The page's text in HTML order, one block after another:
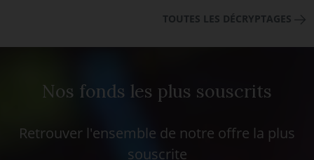
TOUTES LES DÉCRYPTAGES
Nos fonds les plus souscrits
Retrouver l'ensemble de notre offre la plus
souscrite